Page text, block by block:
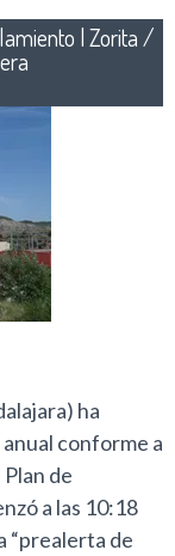
|Zorita /
ha
conforme a
de
a las 10:18
“prealerta de